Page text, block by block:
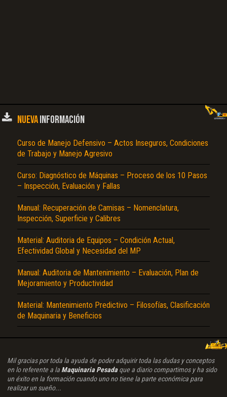
NUEVAINFORMACIÓN
Curso de Manejo Defensivo – Actos Inseguros, Condiciones
de Trabajo y Manejo Agresivo
Curso: Diagnóstico de Máquinas – Proceso de los 10 Pasos
– Inspección, Evaluación y Fallas
Manual: Recuperación de Camisas – Nomenclatura,
Inspección, Superficie y Calibres
Material: Auditoria de Equipos – Condición Actual,
Efectividad Global y Necesidad del MP
Manual: Auditoria de Mantenimiento – Evaluación, Plan de
Mejoramiento y Productividad
Material: Mantenimiento Predictivo – Filosofías, Clasificación
de Maquinaria y Beneficios
Mil gracias por toda la ayuda de poder adquirir toda las dudas y conceptos
en lo referente a la Maquinaria Pesadaque a diario compartimos y ha sido
un éxito en la formación cuando uno no tiene la parte económica para
realizar un sueño...